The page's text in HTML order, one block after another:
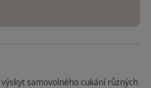
samovolného cukání různých